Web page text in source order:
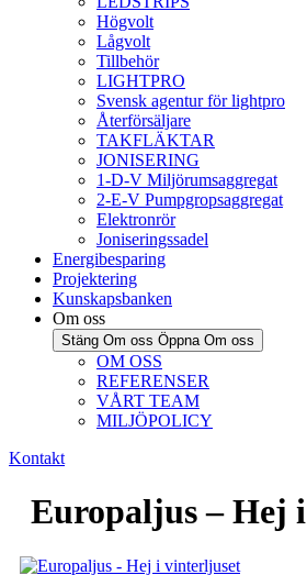
Högvolt
Lågvolt
Tillbehör
LIGHTPRO
Svensk agentur för lightpro
Återförsäljare
TAKFLÄKTAR
JONISERING
1-D-V Miljörumsaggregat
2-E-V Pumpgropsaggregat
Elektronrör
Joniseringssadel
Energibesparing
Projektering
Kunskapsbanken
Om oss
Stäng Om oss Öppna Om oss
OM OSS
REFERENSER
VÅRT TEAM
MILJÖPOLICY
Kontakt
Europaljus – Hej